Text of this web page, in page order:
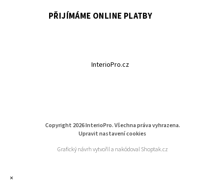
PŘIJÍMÁME ONLINE PLATBY
InterioPro.cz
Copyright 2026InterioPro. Všechna práva vyhrazena.
Upravit nastavení cookies
Grafický návrh vytvořil a nakódoval Shoptak.cz
×